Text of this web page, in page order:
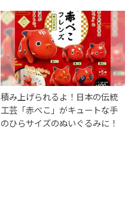
積み上げられるよ！日本の伝統
工芸「赤べこ」がキュートな手
のひらサイズのぬいぐるみに！